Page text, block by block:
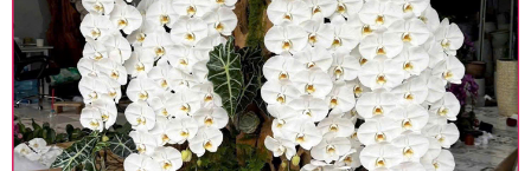
Lưu ý trước khi đặt hàng
• Về cây hoa: Một chậu hoa lan hồ điệp đẹp và
hoàn chỉnh sẽ được phối ghép từ nhiều cây hoa
và tạo dáng hoàn toàn thủ công nên có thể sẽ
khác nhau đôi chút giữa sản phẩm thực tế và